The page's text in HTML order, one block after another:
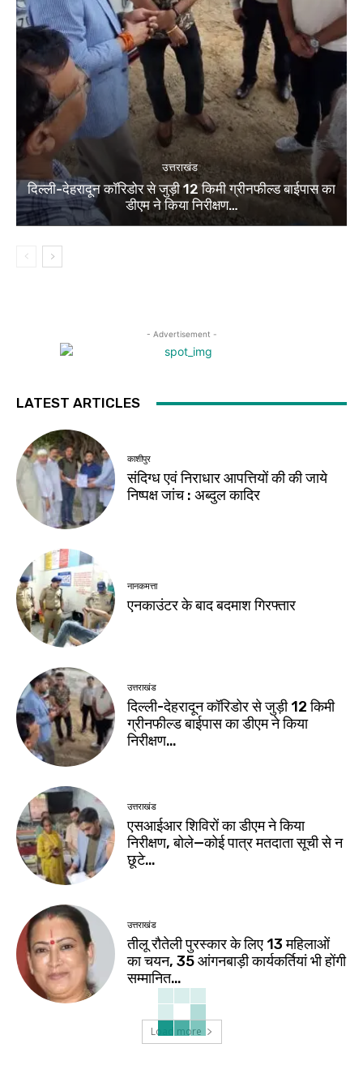
उत्तराखंड
दिल्ली-देहरादून कॉरिडोर से जुड़ी 12 किमी ग्रीनफील्ड बाईपास का
डीएम ने किया निरीक्षण…
- Advertisement -
LATEST ARTICLES
काशीपुर
संदिग्ध एवं निराधार आपत्तियों की की जाये
निष्पक्ष जांच : अब्दुल कादिर
नानकमत्ता
एनकाउंटर के बाद बदमाश गिरफ्तार
उत्तराखंड
दिल्ली-देहरादून कॉरिडोर से जुड़ी 12 किमी
ग्रीनफील्ड बाईपास का डीएम ने किया
निरीक्षण…
उत्तराखंड
एसआईआर शिविरों का डीएम ने किया
निरीक्षण, बोले—कोई पात्र मतदाता सूची से न
छूटे…
उत्तराखंड
तीलू रौतेली पुरस्कार के लिए 13 महिलाओं
का चयन, 35 आंगनबाड़ी कार्यकर्तियां भी होंगी
सम्मानित…
Load more